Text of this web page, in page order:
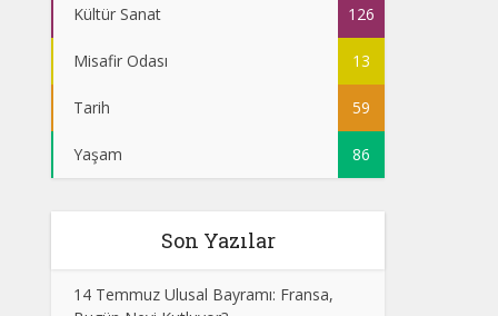
Kültür Sanat 126
Misafir Odası 13
Tarih 59
Yaşam 86
Son Yazılar
14 Temmuz Ulusal Bayramı: Fransa,